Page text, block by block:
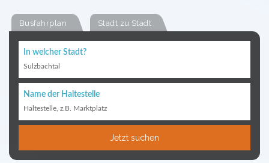
Busfahrplan Stadt zu Stadt
In welcher Stadt?
Sulzbachtal
Name der Haltestelle
Haltestelle, z.B. Marktplatz
Jetzt suchen